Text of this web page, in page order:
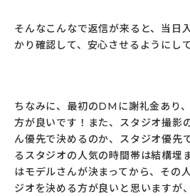
そんなこんなで返信が来ると、当日
かり確認して、安心させるようにし
ちなみに、最初のDMに謝礼金あり
方が良いです！また、スタジオ撮影
ん優先で決めるのか、スタジオ優先
るスタジオの人気の時間帯は結構埋
はモデルさんが決まってから、その
ジオを決める方が良いと思いますが